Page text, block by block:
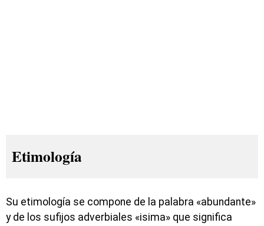
Etimología
Su etimología se compone de la palabra «abundante»
y de los sufijos adverbiales «isima» que significa